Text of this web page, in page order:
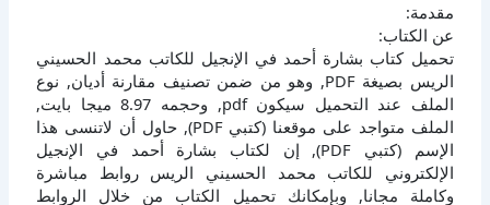
مقدمة:
عن الكتاب:
تحميل كتاب بشارة أحمد في الإنجيل للكاتب محمد الحسيني
الريس بصيغة PDF, وهو من ضمن تصنيف مقارنة أديان, نوع
الملف عند التحميل سيكون pdf, وحجمه 8.97 ميجا بايت,
الملف متواجد على موقعنا (كتبي PDF), حاول أن لاتنسى هذا
الإسم (كتبي PDF), إن لكتاب بشارة أحمد في الإنجيل
الإلكتروني للكاتب محمد الحسيني الريس روابط مباشرة
وكاملة مجانا, وبإمكانك تحميل الكتاب من خلال الروابط